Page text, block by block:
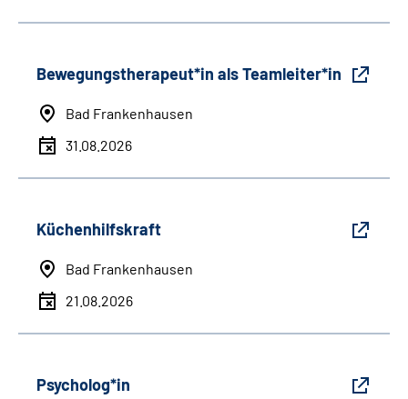
Bewegungstherapeut*in als Teamleiter*in
Bad Frankenhausen
31.08.2026
Küchenhilfskraft
Bad Frankenhausen
21.08.2026
Psycholog*in